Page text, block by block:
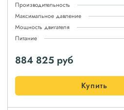
Производительность
Максимальное давление
Мощность двигателя
Питание
884 825 руб
Купить